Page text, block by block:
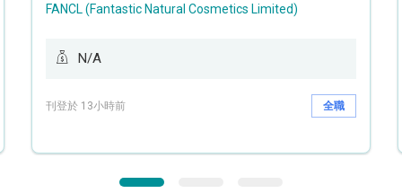
FANCL (Fantastic Natural Cosmetics Limited)
N/A
刊登於 13小時前 全職